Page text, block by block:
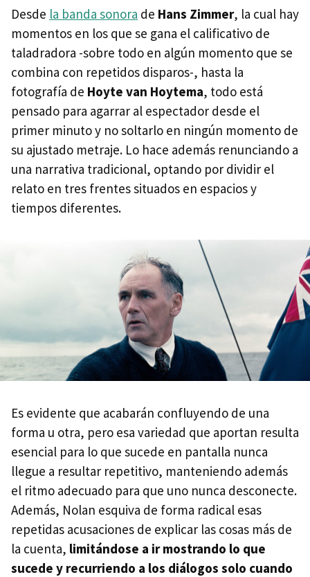
Desde la banda sonora de Hans Zimmer, la cual hay
momentos en los que se gana el calificativo de
taladradora -sobre todo en algún momento que se
combina con repetidos disparos-, hasta la
fotografía de Hoyte van Hoytema, todo está
pensado para agarrar al espectador desde el
primer minuto y no soltarlo en ningún momento de
su ajustado metraje. Lo hace además renunciando a
una narrativa tradicional, optando por dividir el
relato en tres frentes situados en espacios y
tiempos diferentes.
Es evidente que acabarán confluyendo de una
forma u otra, pero esa variedad que aportan resulta
esencial para lo que sucede en pantalla nunca
llegue a resultar repetitivo, manteniendo además
el ritmo adecuado para que uno nunca desconecte.
Además, Nolan esquiva de forma radical esas
repetidas acusaciones de explicar las cosas más de
la cuenta, limitándose a ir mostrando lo que
sucede y recurriendo a los diálogos solo cuando